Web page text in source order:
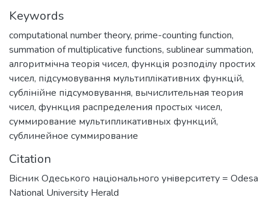
Keywords
computational number theory, prime-counting function,
summation of multiplicative functions, sublinear summation,
алгоритмічна теорія чисел, функція розподілу простих
чисел, підсумовування мультиплікативних функцій,
сублінійне підсумовування, вычислительная теория
чисел, функция распределения простых чисел,
суммирование мультипликативных функций,
сублинейное суммирование
Citation
Вiсник Одеського нацiонального унiверситету = Odesa
National University Herald